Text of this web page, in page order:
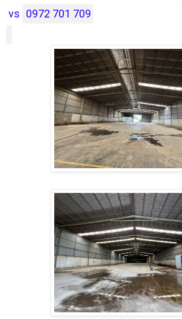
vs 0972 701 709